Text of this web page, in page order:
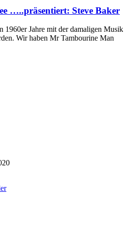
…..präsentiert: Steve Baker
Jahre mit der damaligen Musik
Wir haben Mr Tambourine Man